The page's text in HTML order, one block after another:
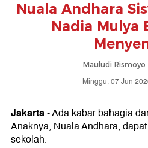
Nuala Andhara
Nadia Mulya
Mauludi Rismoyo
Minggu, 07 Jun
Jakarta- Ada kabar bahagia
Anaknya, Nuala Andhara,
sekolah.